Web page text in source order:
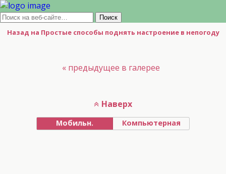
Назад на Простые способы поднять настроение в непогоду
« предыдущее в галерее
Наверх
Мобильн. Компьютерная